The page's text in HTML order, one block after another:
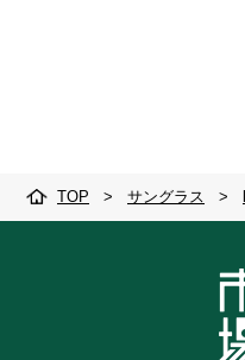
TOP > サングラス >